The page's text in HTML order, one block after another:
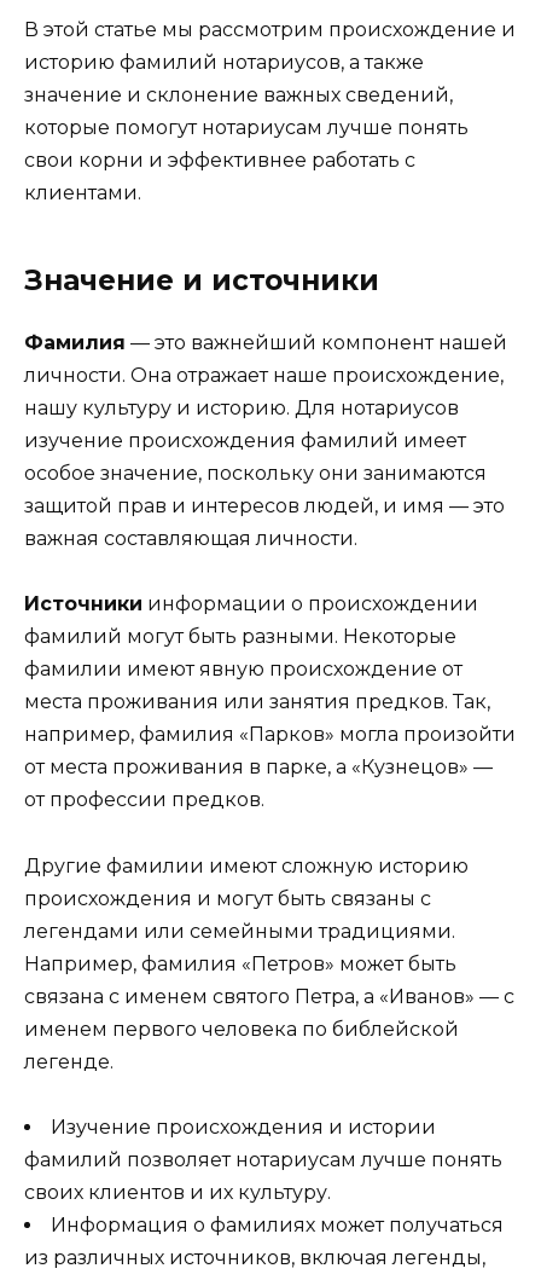
В этой статье мы рассмотрим происхождение и
историю фамилий нотариусов, а также
значение и склонение важных сведений,
которые помогут нотариусам лучше понять
свои корни и эффективнее работать с
клиентами.
Значение и источники
Фамилия — это важнейший компонент нашей
личности. Она отражает наше происхождение,
нашу культуру и историю. Для нотариусов
изучение происхождения фамилий имеет
особое значение, поскольку они занимаются
защитой прав и интересов людей, и имя — это
важная составляющая личности.
Источники информации о происхождении
фамилий могут быть разными. Некоторые
фамилии имеют явную происхождение от
места проживания или занятия предков. Так,
например, фамилия «Парков» могла произойти
от места проживания в парке, а «Кузнецов» —
от профессии предков.
Другие фамилии имеют сложную историю
происхождения и могут быть связаны с
легендами или семейными традициями.
Например, фамилия «Петров» может быть
связана с именем святого Петра, а «Иванов» — с
именем первого человека по библейской
легенде.
Изучение происхождения и истории
фамилий позволяет нотариусам лучше понять
своих клиентов и их культуру.
Информация о фамилиях может получаться
из различных источников, включая легенды,